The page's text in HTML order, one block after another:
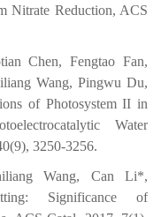
Nitrate Reduction, ACS
Chen, Fengtao Fan,
Wang, Pingwu Du,
of Photosystem II in
Water
(9), 3250-3256.
Wang, Can Li*,
Significance of